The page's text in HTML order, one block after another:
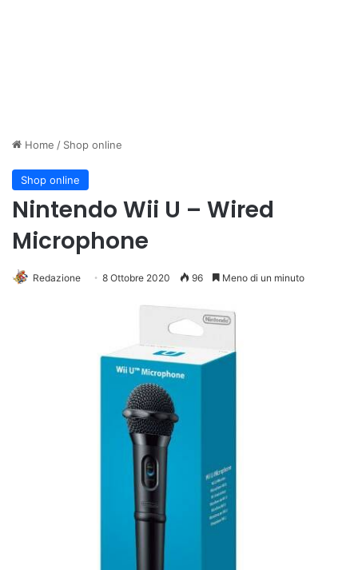
Home / Shop online
Shop online
Nintendo Wii U – Wired
Microphone
Redazione 8 Ottobre 2020 96 Meno di un minuto